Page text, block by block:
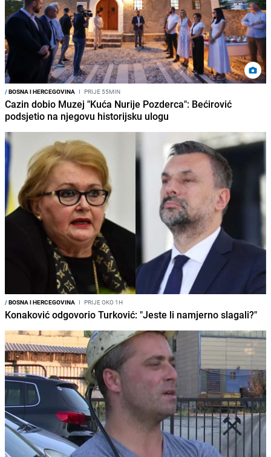
/BOSNA I HERCEGOVINA I PRIJE 55MIN
Cazin dobio Muzej "Kuća Nurije Pozderca": Bećirović
podsjetio na njegovu historijsku ulogu
/BOSNA I HERCEGOVINA I PRIJE OKO 1H
Konaković odgovorio Turković: "Jeste li namjerno slagali?"